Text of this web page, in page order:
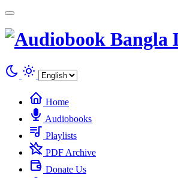
Home
Audiobooks
Playlists
PDF Archive
Donate Us